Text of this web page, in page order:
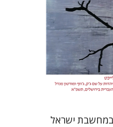
מודפס
$32
במחשבת ישראל